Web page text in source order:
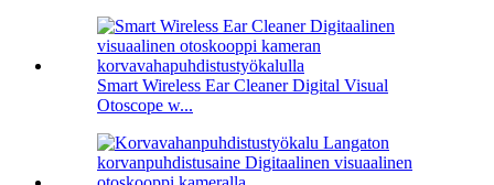
Smart Wireless Ear Cleaner Digital Visual
Otoscope w...